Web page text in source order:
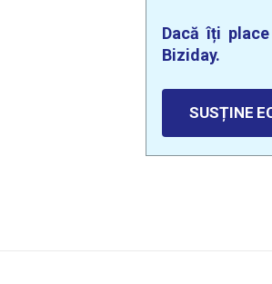
Dacă îți
Biziday.
SUSȚINE